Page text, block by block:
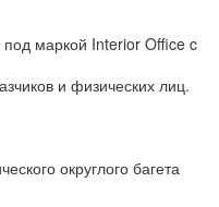
маркой Interior Office c
и физических лиц.
округлого багета